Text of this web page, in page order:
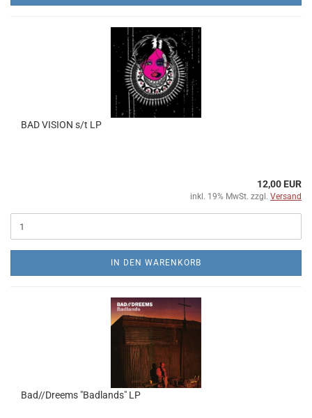
BAD VISION s/t LP
12,00 EUR
inkl. 19% MwSt. zzgl. Versand
IN DEN WARENKORB
Bad//Dreems "Badlands" LP